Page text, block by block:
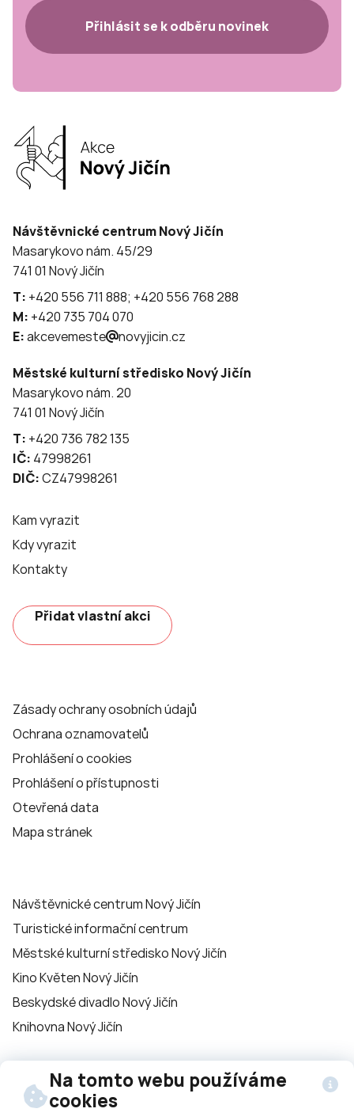
Na tomto webu používáme
cookies
Přihlásit se k odběru novinek
Návštěvnické centrum Nový Jičín
Masarykovo nám. 45/29
741 01 Nový Jičín
T: +420 556 711 888; +420 556 768 288
M: +420 735 704 070
E:akcevemeste novyjicin.cz
Městské kulturní středisko Nový Jičín
Masarykovo nám. 20
741 01 Nový Jičín
T: +420 736 782 135
IČ: 47998261
DIČ:CZ47998261
Kam vyrazit
Kdy vyrazit
Kontakty
Přidat vlastní akci
Zásady ochrany osobních údajů
Ochrana oznamovatelů
Prohlášení o cookies
Prohlášení o přístupnosti
Otevřená data
Mapa stránek
Návštěvnické centrum Nový Jičín
Turistické informační centrum
Městské kulturní středisko Nový Jičín
Kino Květen Nový Jičín
Beskydské divadlo Nový Jičín
Knihovna Nový Jičín
Sledujte nás na
sítích